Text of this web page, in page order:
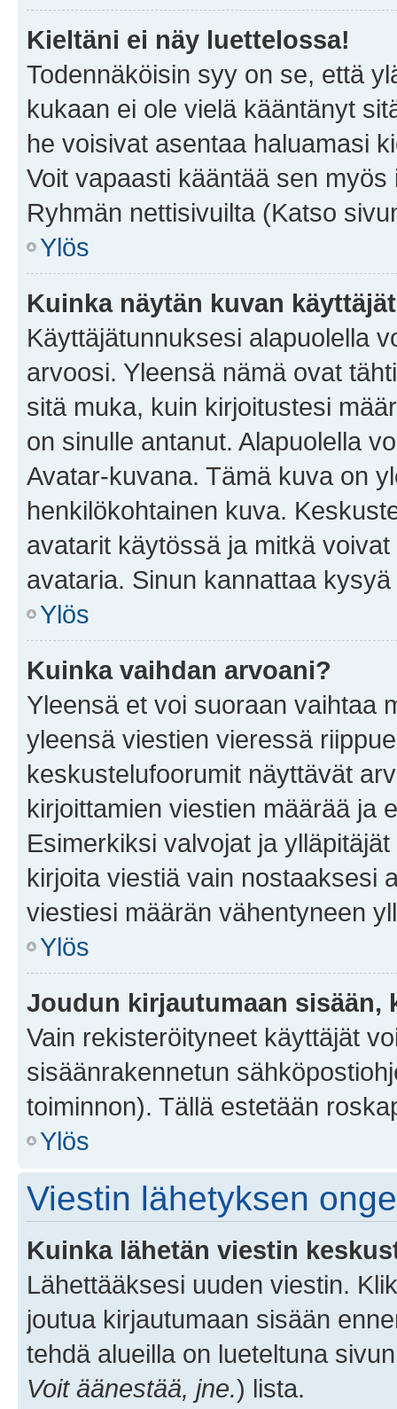
Kieltäni ei näy luettelossa!
Todennäköisin syy on se, että
kukaan ei ole vielä kääntänyt
he voisivat asentaa haluamasi
Voit vapaasti kääntää sen
Ryhmän nettisivuilta (Katso
Ylös
Kuinka näytän kuvan
Käyttäjätunnuksesi alapuolella
arvoosi. Yleensä nämä ovat
sitä muka, kuin kirjoitustesi
on sinulle antanut. Alapuolella
Avatar-kuvana. Tämä kuva on
henkilökohtainen kuva.
avatarit käytössä ja mitkä
avataria. Sinun kannattaa
Ylös
Kuinka vaihdan arvoani?
Yleensä et voi suoraan vaihtaa
yleensä viestien vieressä
keskustelufoorumit näyttävät
kirjoittamien viestien määrää ja
Esimerkiksi valvojat ja
kirjoita viestiä vain nostaaksesi
viestiesi määrän vähentyneen
Ylös
Joudun kirjautumaan sisään,
Vain rekisteröityneet käyttäjät
sisäänrakennetun
toiminnon). Tällä estetään
Ylös
Viestin lähetyksen
Kuinka lähetän viestin
Lähettääksesi uuden viestin.
joutua kirjautumaan sisään
tehdä alueilla on lueteltuna
Voit äänestää, jne.) lista.